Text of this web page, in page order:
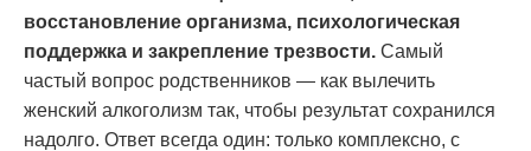
восстановление организма, психологическая
поддержка и закрепление трезвости. Самый
частый вопрос родственников — как вылечить
женский алкоголизм так, чтобы результат сохранился
надолго. Ответ всегда один: только комплексно, с